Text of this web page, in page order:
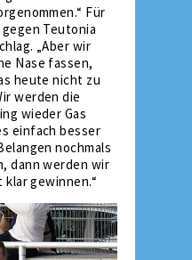
Für
Teutonia
„Aber wir
Nase fassen,
heute nicht zu
werden die
wieder Gas
einfach besser
nochmals
dann werden wir
gewinnen.“